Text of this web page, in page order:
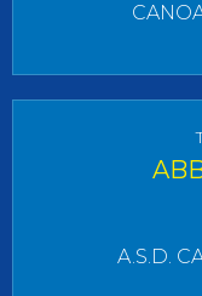
A.S.D.